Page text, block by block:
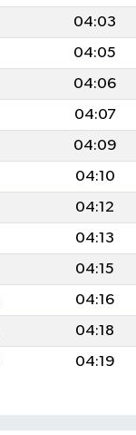
04:03
04:05
04:06
04:07
04:09
04:10
04:12
04:13
04:15
04:16
04:18
04:19